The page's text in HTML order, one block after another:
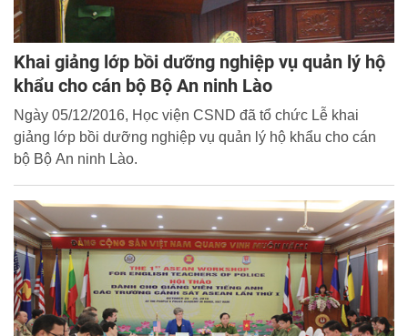
Khai giảng lớp bồi dưỡng nghiệp vụ quản lý hộ
khẩu cho cán bộ Bộ An ninh Lào
Ngày 05/12/2016, Học viện CSND đã tổ chức Lễ khai
giảng lớp bồi dưỡng nghiệp vụ quản lý hộ khẩu cho cán
bộ Bộ An ninh Lào.